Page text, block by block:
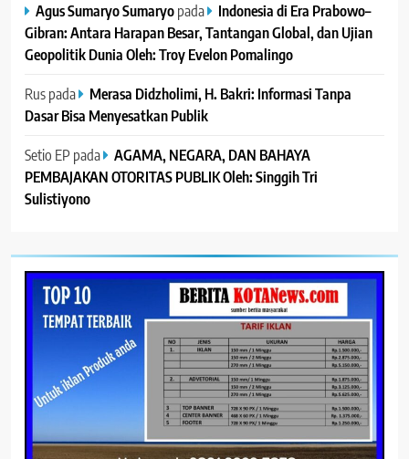
Agus Sumaryo Sumaryopada
Indonesia di Era Prabowo–
Gibran: Antara Harapan Besar, Tantangan Global, dan Ujian
Geopolitik Dunia Oleh: Troy Evelon Pomalingo
Ruspada
Merasa Didzholimi, H. Bakri: Informasi Tanpa
Dasar Bisa Menyesatkan Publik
Setio EP pada
AGAMA, NEGARA, DAN BAHAYA
PEMBAJAKAN OTORITAS PUBLIK Oleh: Singgih Tri
Sulistiyono